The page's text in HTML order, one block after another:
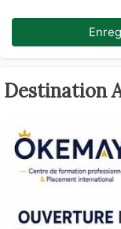
Destination